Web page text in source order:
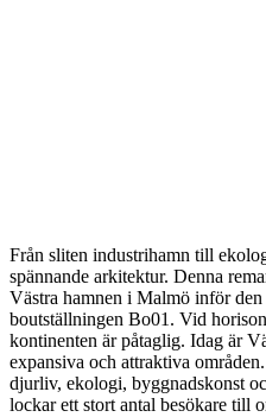
Från sliten industrihamn till
spännande arkitektur. Denna
Västra hamnen i Malmö inför
boutställningen Bo01. Vid
kontinenten är påtaglig. Idag är
expansiva och attraktiva
djurliv, ekologi, byggnadskonst
lockar ett stort antal besökare till